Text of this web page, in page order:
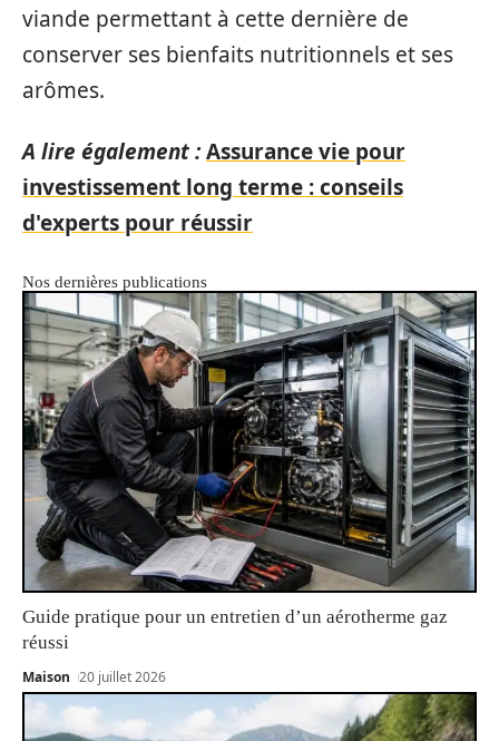
viande permettant à cette dernière de
conserver ses bienfaits nutritionnels et ses
arômes.
A lire également :Assurance vie pour
investissement long terme : conseils
d'experts pour réussir
Nos dernières publications
Guide pratique pour un entretien d’un aérotherme gaz
réussi
Maison 20 juillet 2026